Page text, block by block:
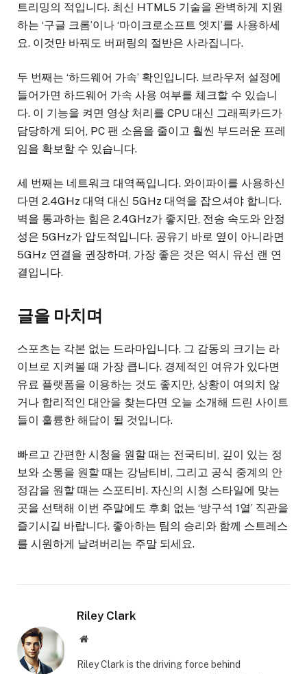
트리밍의 적입니다. 최신 HTML5 기술을 완벽하게 지원
하는 ‘구글 크롬’이나 ‘마이크로소프트 엣지’를 사용하세
요. 이것만 바꿔도 버퍼링의 절반은 사라집니다.
두 번째는 ‘하드웨어 가속’ 확인입니다. 브라우저 설정에
들어가면 하드웨어 가속 사용 여부를 체크할 수 있습니
다. 이 기능을 켜면 영상 처리를 CPU 대신 그래픽카드가
담당하게 되어, PC 팬 소음을 줄이고 훨씬 부드러운 프레
임을 확보할 수 있습니다.
세 번째는 네트워크 대역폭입니다. 와이파이를 사용하신
다면 2.4GHz 대역 대신 5GHz 대역을 잡으셔야 합니다.
벽을 통과하는 힘은 2.4GHz가 좋지만, 전송 속도와 안정
성은 5GHz가 압도적입니다. 공유기 바로 옆이 아니라면
5GHz 연결을 권장하며, 가장 좋은 것은 역시 유선 랜 연
결입니다.
글을 마치며
스포츠는 각본 없는 드라마입니다. 그 감동의 크기는 라
이브로 지켜볼 때 가장 큽니다. 경제적인 여유가 있다면
유료 플랫폼을 이용하는 것도 좋지만, 상황이 여의치 않
거나 합리적인 대안을 찾는다면 오늘 소개해 드린 사이트
들이 훌륭한 해답이 될 것입니다.
빠르고 간편한 시청을 원할 때는 전국티비, 깊이 있는 정
보와 소통을 원할 때는 강남티비, 그리고 공식 중계의 안
정감을 원할 때는 스포티비. 자신의 시청 스타일에 맞는
곳을 선택해 이번 주말에도 후회 없는 ‘방구석 1열’ 직관을
즐기시길 바랍니다. 좋아하는 팀의 승리와 함께 스트레스
를 시원하게 날려버리는 주말 되세요.
Riley Clark
Website
Riley Clark is the driving force behind